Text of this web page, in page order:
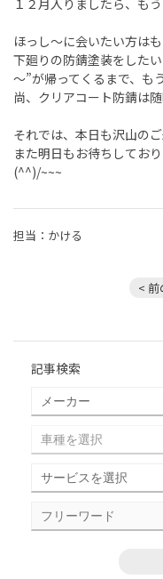
ほっし～に会いたい方は
下廻りの防錆塗装をした
～”が帰ってくるまで、も
尚、クリアコート防錆は
それでは、本日も沢山の
また明日もお待ちしており
(^^)/~~~
担当：かける
<
記事検索